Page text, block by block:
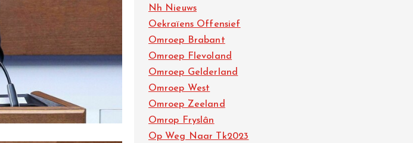
Nh Nieuws
Oekraïens Offensief
Omroep Brabant
Omroep Flevoland
Omroep Gelderland
Omroep West
Omroep Zeeland
Omrop Fryslân
Op Weg Naar Tk2023